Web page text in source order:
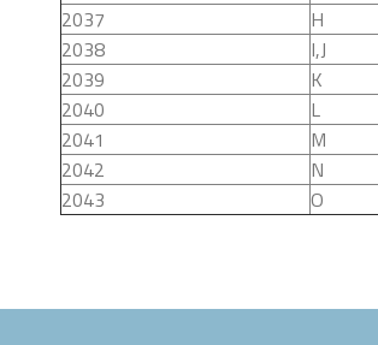
2037
H
2038
I,J
2039
K
2040
L
2041
M
2042
N
2043
O